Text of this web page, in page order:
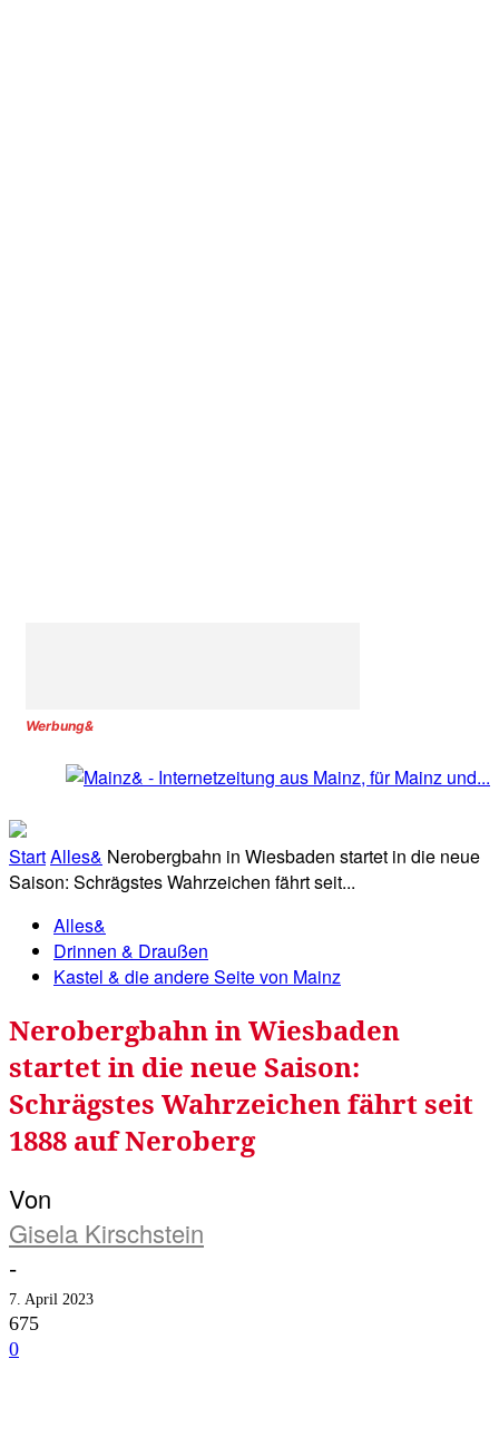
Werbung&
StartAlles& Nerobergbahn in Wiesbaden startet in die neue
Saison: Schrägstes Wahrzeichen fährt seit...
Alles&
Drinnen & Draußen
Kastel & die andere Seite von Mainz
Nerobergbahn in Wiesbaden
startet in die neue Saison:
Schrägstes Wahrzeichen fährt seit
1888 auf Neroberg
Von
Gisela Kirschstein
-
7. April 2023
675
0